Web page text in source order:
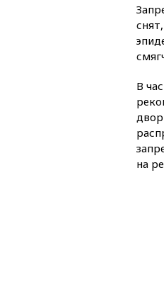
В
на